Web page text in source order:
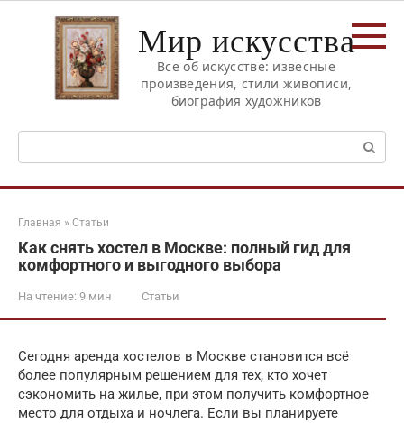
Мир искусства
Все об искусстве: извесные
произведения, стили живописи,
биография художников
Поиск:
Главная » Статьи
Как снять хостел в Москве: полный гид для
комфортного и выгодного выбора
На чтение: 9 мин Статьи
Сегодня аренда хостелов в Москве становится всё
более популярным решением для тех, кто хочет
сэкономить на жилье, при этом получить комфортное
место для отдыха и ночлега. Если вы планируете